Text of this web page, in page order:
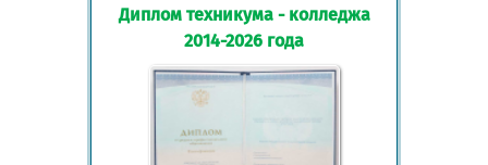
Диплом техникума - колледжа
2014-2026 года